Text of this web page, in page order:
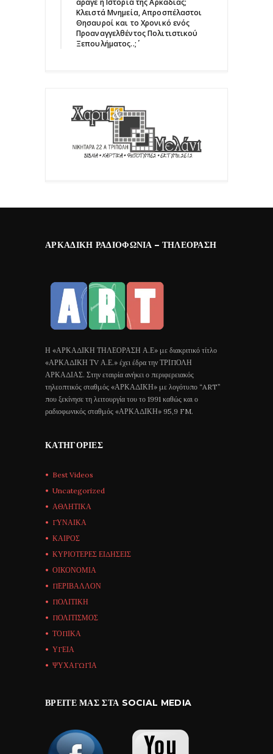
άραγε η Ιστορία της Αρκαδίας;
Κλειστά Μνημεία, Απροσπέλαστοι
Θησαυροί και το Χρονικό ενός
Προαναγγελθέντος Πολιτιστικού
Ξεπουλήματος..;΄΄
ΑΡΚΑΔΙΚΉ ΡΑΔΙΟΦΩΝΊΑ – ΤΗΛΕΌΡΑΣΗ
Η «ΑΡΚΑΔΙΚΗ ΤΗΛΕΟΡΑΣΗ Α.Ε» με διακριτικό τίτλο
«ΑΡΚΑΔΙΚΗ ΤV Α.Ε.» έχει έδρα την ΤΡΙΠΟΛΗ
ΑΡΚΑΔΙΑΣ. Στην εταιρία ανήκει ο περιφερειακός
τηλεοπτικός σταθμός «ΑΡΚΑΔΙΚΗ» με λογότυπο “ART”
που ξεκίνησε τη λειτουργία του το 1991 καθώς και ο
ραδιοφωνικός σταθμός «ΑΡΚΑΔΙΚΗ» 95,9 FM.
ΚΑΤΗΓΟΡΊΕΣ
Best Videos
Uncategorized
ΑΘΛΗΤΙΚΑ
ΓΥΝΑΙΚΑ
ΚΑΙΡΟΣ
ΚΥΡΙΟΤΕΡΕΣ ΕΙΔΗΣΕΙΣ
ΟΙΚΟΝΟΜΙΑ
ΠΕΡΙΒΑΛΛΟΝ
ΠΟΛΙΤΙΚΗ
ΠΟΛΙΤΙΣΜΟΣ
ΤΟΠΙΚΑ
ΥΓΕΙΑ
ΨΥΧΑΓΩΓΙΑ
ΒΡΕΊΤΕ ΜΑΣ ΣΤΑ SOCIAL MEDIA